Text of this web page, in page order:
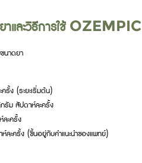
ยาและวิธีการใช้ OZEMPIC
าดยา
ง (ระยะเริ่มต้น)
ม สัปดาห์ละครั้ง
ะครั้ง
ะครั้ง (ขึ้นอยู่กับคำแนะนำของแพทย์)